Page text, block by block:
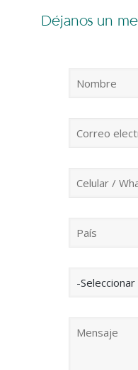
Déjanos un